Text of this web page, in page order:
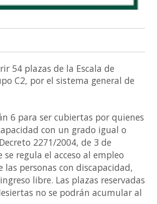
54 plazas de la Escala de
C2, por el sistema general de
6 para ser cubiertas por quienes
con un grado igual o
2271/2004, de 3 de
regula el acceso al empleo
personas con discapacidad,
libre. Las plazas reservadas
no se podrán acumular al